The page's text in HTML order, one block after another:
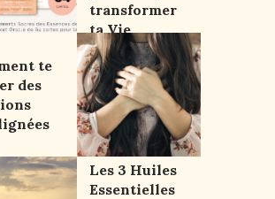
transformer
ta Vie
te
des
Les 3 Huiles
Essentielles